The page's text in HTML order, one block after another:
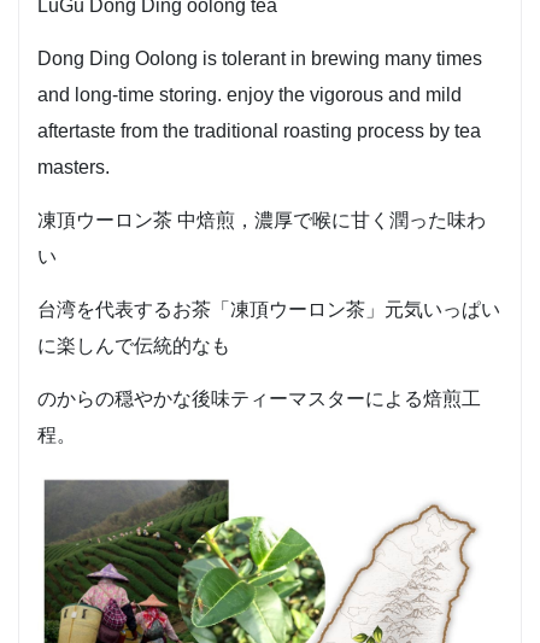
LuGu Dong Ding oolong tea
Dong Ding Oolong is tolerant in brewing many times
and long-time storing. enjoy the vigorous and mild
aftertaste from the traditional roasting process by tea
masters.
凍頂ウーロン茶 中焙煎，濃厚で喉に甘く潤った味わ
い
台湾を代表するお茶「凍頂ウーロン茶」元気いっぱい
に楽しんで伝統的なも
のからの穏やかな後味ティーマスターによる焙煎工
程。